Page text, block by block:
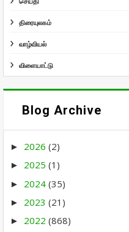
திரையுலகம்
வாழ்வியல்
விளையாட்டு
Blog Archive
► 2026 (2)
► 2025 (1)
► 2024 (35)
► 2023 (21)
► 2022 (868)